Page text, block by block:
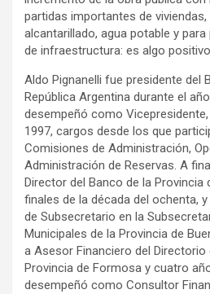
partidas importantes de viviendas,
alcantarillado, agua potable y
de infraestructura: es algo
Aldo Pignanelli fue presidente del
República Argentina durante el
desempeñó como
1997, cargos desde los que
Comisiones de Administración,
Administración de Reservas. A
Director del Banco de la Provincia
finales de la década del ochenta,
de Subsecretario en la
Municipales de la Provincia de
a Asesor Financiero del Directorio
Provincia de Formosa y cuatro
desempeñó como Consultor